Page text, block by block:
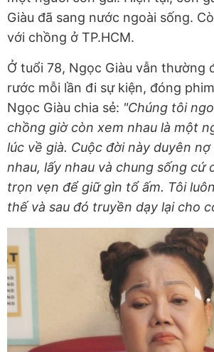
Giàu đã sang nước ngoài sống.
với chồng ở TP.HCM.
Ở tuổi 78, Ngọc Giàu vẫn thường
rước mỗi lần đi sự kiện, đóng
Ngọc Giàu chia sẻ: "Chúng tôi
chồng giờ còn xem nhau là một
lúc về già. Cuộc đời này duyên
nhau, lấy nhau và chung sống cứ
trọn vẹn để giữ gìn tổ ấm. Tôi
thế và sau đó truyền dạy lại cho